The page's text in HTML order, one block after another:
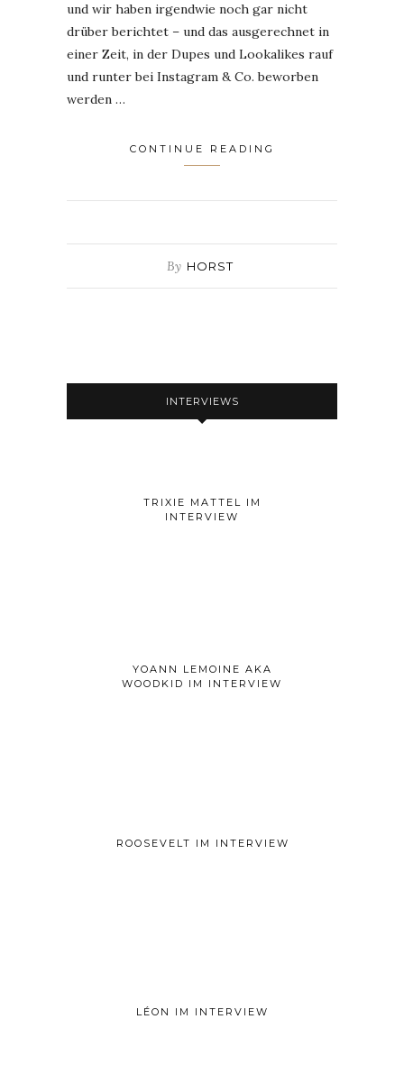
und wir haben irgendwie noch gar nicht
drüber berichtet – und das ausgerechnet in
einer Zeit, in der Dupes und Lookalikes rauf
und runter bei Instagram & Co. beworben
werden …
CONTINUE READING
By HORST
INTERVIEWS
TRIXIE MATTEL IM
INTERVIEW
YOANN LEMOINE AKA
WOODKID IM INTERVIEW
ROOSEVELT IM INTERVIEW
LÉON IM INTERVIEW